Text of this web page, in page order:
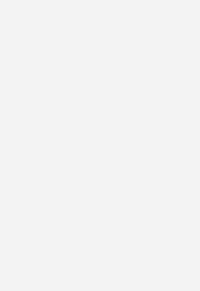
In China wurden über
ausgeliefert (einschließlich
in Fahrt kommen), während in
genommen wurden, vor
mit den 831 Toyota Mirai, die
wurden, entfielen auf Asien
was 17 Prozent
entsprach. Aber noch
(60 %) der gelieferten
50-prozentigen
in Südkorea.